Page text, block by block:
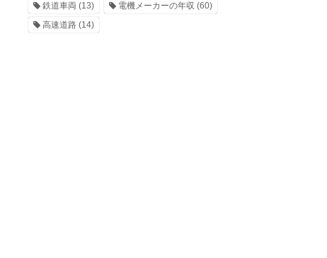
鉄道車両 (13) 電機メーカーの年収 (60)
高速道路 (14)